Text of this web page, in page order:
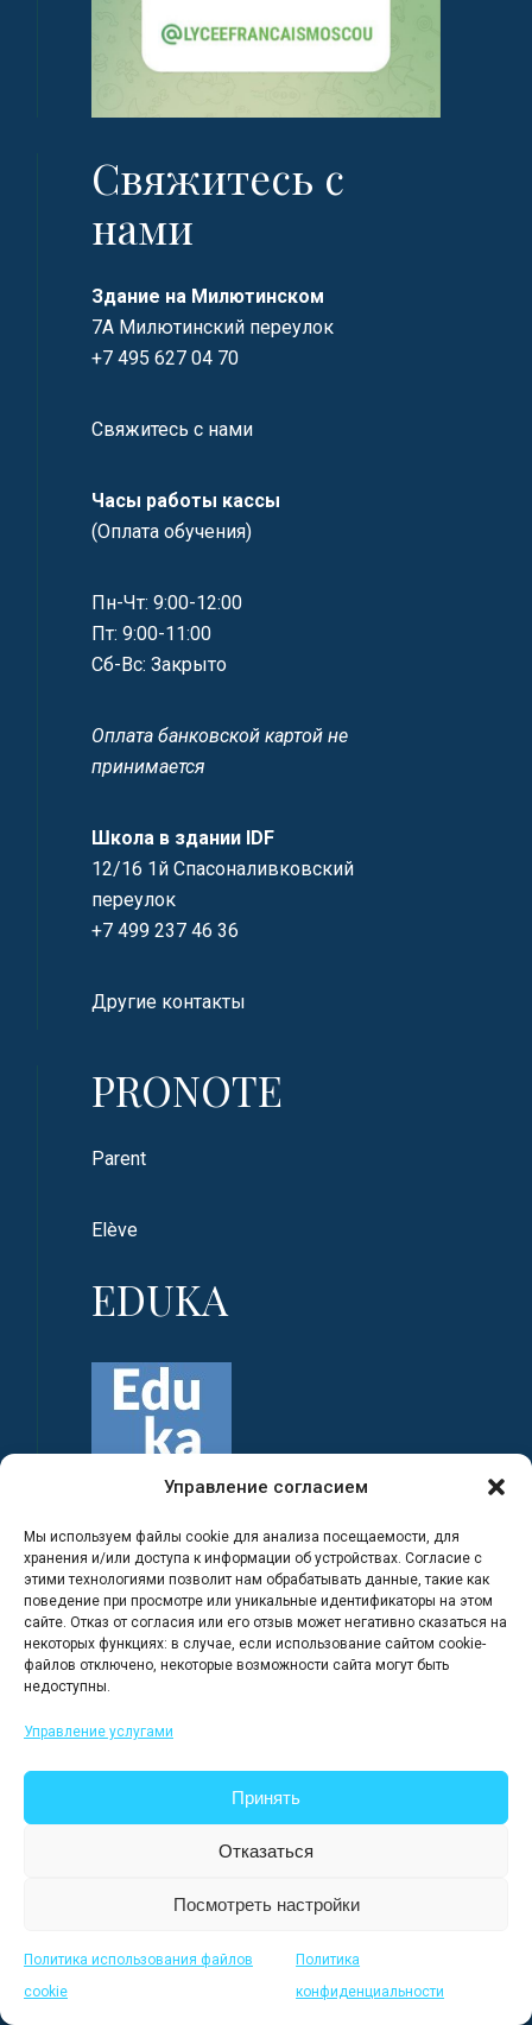
Управление согласием
Мы используем файлы cookie для анализа посещаемости, для
хранения и/или доступа к информации об устройствах. Согласие с
этими технологиями позволит нам обрабатывать данные, такие как
поведение при просмотре или уникальные идентификаторы на этом
сайте. Отказ от согласия или его отзыв может негативно сказаться на
некоторых функциях: в случае, если использование сайтом cookie-
файлов отключено, некоторые возможности сайта могут быть
недоступны.
Управление услугами
Принять
Отказаться
Посмотреть настройки
Политика использования файлов
cookie
Политика
конфиденциальности
Свяжитесь с
нами
Здание на Милютинском
7А Милютинский переулок
+7 495 627 04 70
Свяжитесь с нами
Часы работы кассы
(Оплата обучения)
Пн-Чт: 9:00-12:00
Пт: 9:00-11:00
Сб-Вс: Закрыто
Оплата банковской картой не
принимается
Школа в здании IDF
12/16 1й Спасоналивковский
переулок
+7 499 237 46 36
Другие контакты
PRONOTE
Parent
Elève
EDUKA
Соответствие
Политика конфиденциальности
Политика использования файлов
cookie
Юридическая информация
Новостная
рассылка